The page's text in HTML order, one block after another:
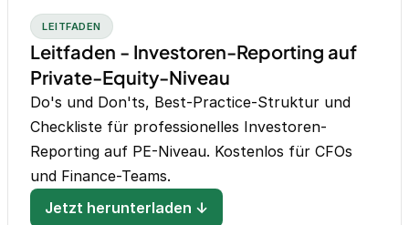
LEITFADEN
Leitfaden - Investoren-Reporting auf
Private-Equity-Niveau
Do's und Don'ts, Best-Practice-Struktur und
Checkliste für professionelles Investoren-
Reporting auf PE-Niveau. Kostenlos für CFOs
und Finance-Teams.
Jetzt herunterladen ↓